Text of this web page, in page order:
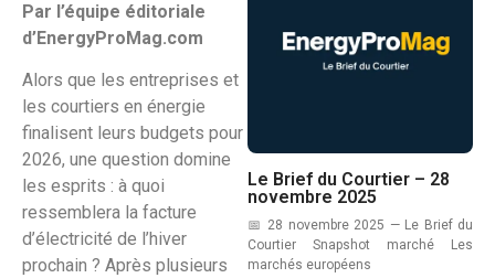
Par l’équipe éditoriale
d’EnergyProMag.com
Alors que les entreprises et
les courtiers en énergie
finalisent leurs budgets pour
2026, une question domine
les esprits : à quoi
ressemblera la facture
d’électricité de l’hiver
prochain ? Après plusieurs
Le Brief du Courtier – 28
novembre 2025
📅 28 novembre 2025 — Le Brief du
Courtier Snapshot marché Les
marchés européens